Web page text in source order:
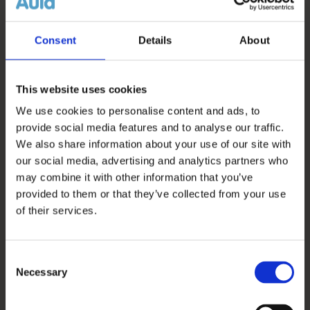
Consent Details About
This website uses cookies
We use cookies to personalise content and ads, to
provide social media features and to analyse our traffic.
We also share information about your use of our site with
our social media, advertising and analytics partners who
may combine it with other information that you’ve
provided to them or that they’ve collected from your use
of their services.
Selection
Necessary
sikkerhedsbrud/-hændelser
KOMBIT har udviklet en funktionalitet, der gør det
muligt at journalisere sikre filer fra Aula til kommunens
ESDH-system. Integrationen bygger på en eksisterende
service i den kommunale it-infrastruktur kaldet
Fordelingskomponenten.
indbefatter Aula-teamet og den Fælleskommunale
Infrastruktur (FKI), Aulas leverandør (Netcompany),
kommunerne samt kommunernes ESDH-leverandører.